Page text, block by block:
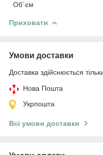
Об`єм
Приховати
Умови доставки
Доставка здійснюється
Нова Пошта
Укрпошта
Всі умови доставки